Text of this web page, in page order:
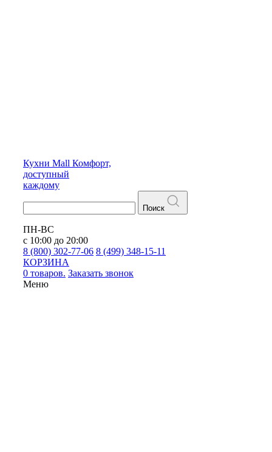
Кухни Mall Комфорт,
доступный
каждому
Поиск
ПН-ВС
с 10:00 до 20:00
8 (800) 302-77-06 8 (499) 348-15-11
КОРЗИНА
0 товаров. Заказать звонок
Меню